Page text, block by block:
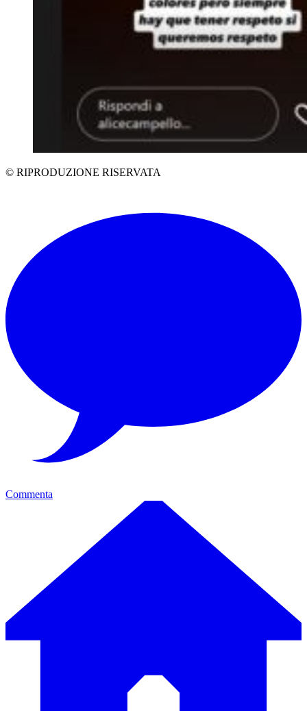
© RIPRODUZIONE RISERVATA
Commenta